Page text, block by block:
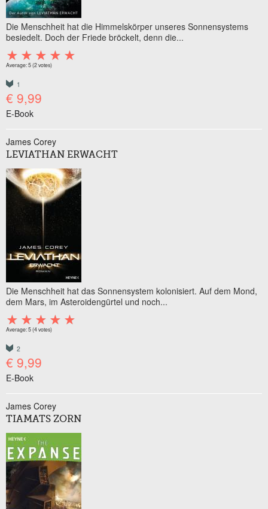
Die Menschheit hat die Himmelskörper unseres Sonnensystems
besiedelt. Doch der Friede bröckelt, denn die...
Average:5(2votes)
1
€ 9,99
E-Book
James Corey
LEVIATHAN ERWACHT
Die Menschheit hat das Sonnensystem kolonisiert. Auf dem Mond,
dem Mars, im Asteroidengürtel und noch...
Average:5(4votes)
2
€ 9,99
E-Book
James Corey
TIAMATS ZORN